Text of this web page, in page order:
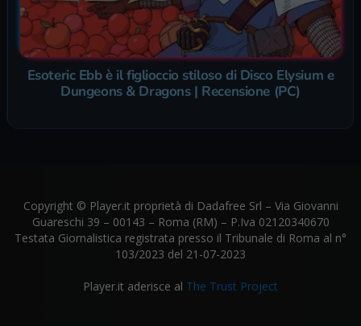
Esoteric Ebb è il figlioccio stiloso di Disco Elysium e
Dungeons & Dragons | Recensione (PC)
Copyright © Player.it proprietà di Dadafree Srl – Via Giovanni
Guareschi 39 – 00143 – Roma (RM) – P.Iva 02120340670
Testata Giornalistica registrata presso il Tribunale di Roma al n°
103/2023 del 21-07-2023
Player.it aderisce al The Trust Project